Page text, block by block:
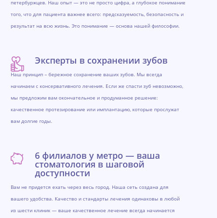
петербуржцев. Наш опыт — это не просто цифра, а глубокое понимание
того, что для пациента важнее всего: предсказуемость, безопасность и
результат на всю жизнь. Это понимание — основа нашей философии.
Эксперты в сохранении зубов
Наш принцип – бережное сохранение ваших зубов. Мы всегда
начинаем с консервативного лечения. Если же спасти зуб невозможно,
мы предложим вам окончательное и продуманное решение:
качественное протезирование или имплантацию, которые прослужат
вам долгие годы.
6 филиалов у метро — ваша
стоматология в шаговой
доступности
Вам не придется ехать через весь город. Наша сеть создана для
вашего удобства. Качество и стандарты лечения одинаковы в любой
из шести клиник — ваше качественное лечение всегда начинается